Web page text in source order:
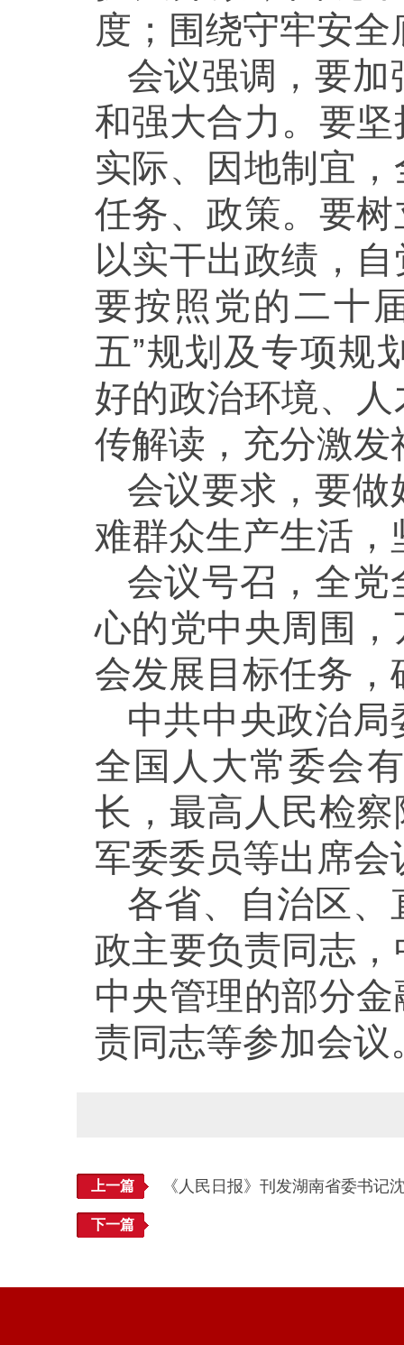
度；围绕守牢安
会议强调，要
和强大合力。要
实际、因地制宜
任务、政策。要
以实干出政绩，
要按照党的二十
五”规划及专项规
好的政治环境、
传解读，充分激发
会议要求，要
难群众生产生活
会议号召，全
心的党中央周围
会发展目标任务，
中共中央政治
全国人大常委会
长，最高人民检
军委委员等出席会
各省、自治区
政主要负责同志
中央管理的部分
责同志等参加会议
上一篇 《人民日报》刊发湖南省委书记
下一篇